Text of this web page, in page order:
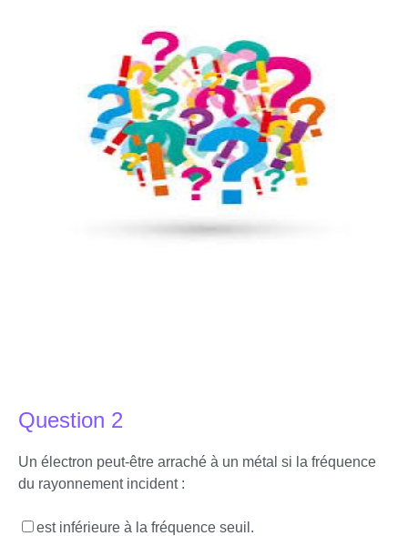
Question 2
Un électron peut-être arraché à un métal si la fréquence
du rayonnement incident :
est inférieure à la fréquence seuil.